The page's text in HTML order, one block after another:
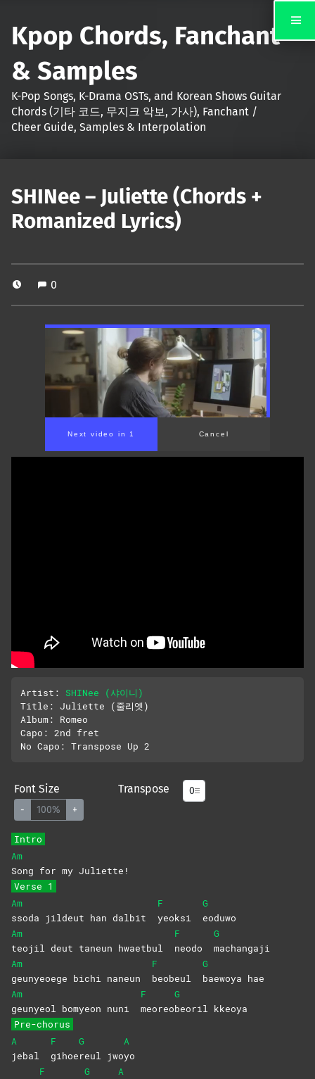
Kpop Chords, Fanchant
& Samples
K-Pop Songs, K-Drama OSTs, and Korean Shows Guitar
Chords (기타 코드, 무지크 악보, 가사), Fanchant /
Cheer Guide, Samples & Interpolation
SHINee – Juliette (Chords +
Romanized Lyrics)
0
00:00/ 01:31
Artist: SHINee (샤이니)
Title: Juliette (줄리엣)
Album: Romeo
Capo: 2nd fret
Font Size
- 100% +
Transpose
Intro
Am
Song for my Juliette!
Verse 1
Am
ssoda jildeut han dalbit
F
yeoksi
G
eoduwo
Am
teojil deut taneun hwaetbul
F
neodo
G
machangaji
Am
geunyeoege bichi naneun
F
beobeul
G
baewoya hae
Am
geunyeol bomyeon nuni
F
meoreo
G
beoril kkeoya
Pre-chorus
A
jebal
F
gihoe
G
reul
jwo
A
yo
F
G
A